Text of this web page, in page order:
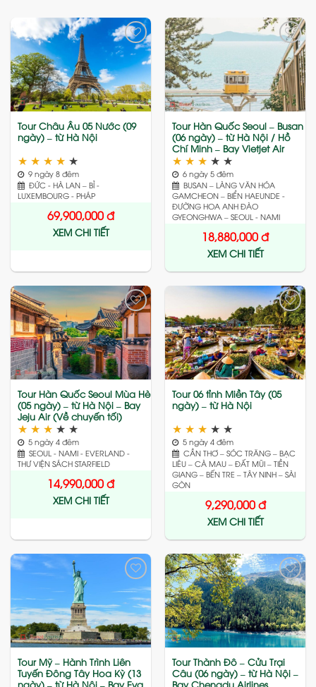
Add
to
wishlist
Tour Châu Âu 05 Nước (09
ngày) – từ Hà Nội
★ ★ ★ ★ ★
9 ngày 8 đêm
ĐỨC - HÀ LAN – BỈ -
LUXEMBOURG - PHÁP
69,900,000đ
XEM CHI TIẾT
Add
to
wishlist
Tour Hàn Quốc Seoul – Busan
(06 ngày) – từ Hà Nội / Hồ
Chí Minh – Bay Vietjet Air
★ ★ ★ ★ ★
6 ngày 5 đêm
BUSAN – LÀNG VĂN HÓA
GAMCHEON – BIỂN HAEUNDE -
ĐƯỜNG HOA ANH ĐÀO
GYEONGHWA – SEOUL - NAMI
18,880,000đ
XEM CHI TIẾT
Add
wishlist
Tour Hàn Quốc Seoul Mùa Hè
(05 ngày) – từ Hà Nội – Bay
Jeju Air (Về chuyến tối)
★ ★ ★ ★ ★
5 ngày 4 đêm
SEOUL - NAMI - EVERLAND -
THƯ VIỆN SÁCH STARFIELD
14,990,000đ
XEM CHI TIẾT
Add
to
wishlist
Tour 06 tỉnh Miền Tây (05
ngày) – từ Hà Nội
★ ★ ★ ★ ★
5 ngày 4 đêm
CẦN THƠ – SÓC TRĂNG – BẠC
LIÊU – CÀ MAU – ĐẤT MŨI – TIỀN
GIANG – BẾN TRE – TÂY NINH – SÀI
GÒN
9,290,000đ
XEM CHI TIẾT
Add
to
wishlist
Tour Mỹ – Hành Trình Liên
Tuyến Đông Tây Hoa Kỳ (13
Add
to
wishlist
Tour Thành Đô – Cửu Trại
Câu (06 ngày) – từ Hà Nội –